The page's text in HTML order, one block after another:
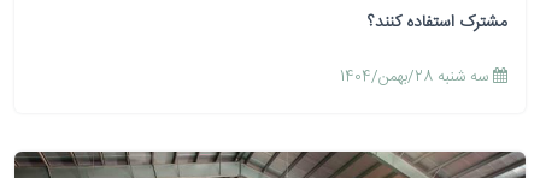
مشترک استفاده کنند؟
سه شنبه 28/بهمن/1404